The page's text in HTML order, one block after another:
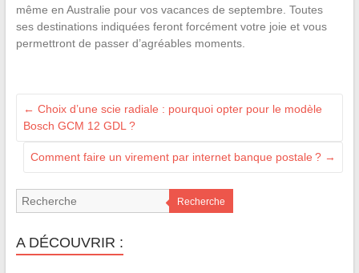
même en Australie pour vos vacances de septembre. Toutes
ses destinations indiquées feront forcément votre joie et vous
permettront de passer d’agréables moments.
← Choix d’une scie radiale : pourquoi opter pour le modèle
Bosch GCM 12 GDL ?
Comment faire un virement par internet banque postale ? →
Recherche
A DÉCOUVRIR :